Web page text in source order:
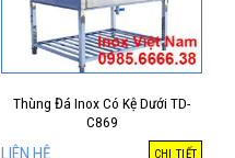
Thùng Đá Inox Có Kệ Dưới TD-
C869
LIÊN HỆ CHI TIẾT